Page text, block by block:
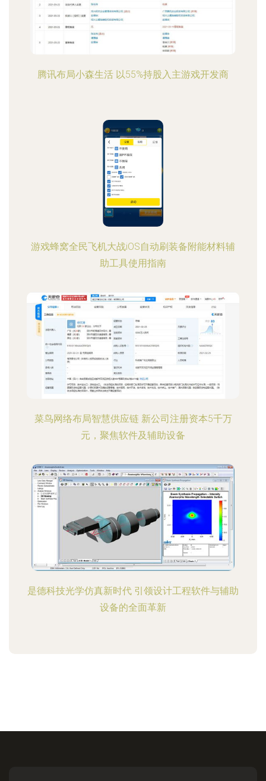
腾讯布局小森生活 以55%持股入主游戏开发商
游戏蜂窝全民飞机大战iOS自动刷装备附能材料辅
助工具使用指南
菜鸟网络布局智慧供应链 新公司注册资本5千万
元，聚焦软件及辅助设备
是德科技光学仿真新时代 引领设计工程软件与辅助
设备的全面革新